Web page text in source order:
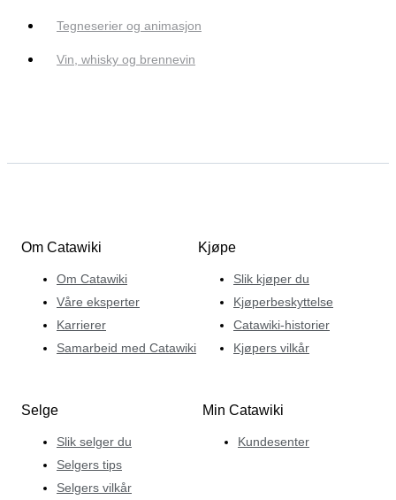
Tegneserier og animasjon
Vin, whisky og brennevin
Om Catawiki
Om Catawiki
Våre eksperter
Karrierer
Samarbeid med Catawiki
Kjøpe
Slik kjøper du
Kjøperbeskyttelse
Catawiki-historier
Kjøpers vilkår
Selge
Slik selger du
Selgers tips
Selgers vilkår
Min Catawiki
Kundesenter